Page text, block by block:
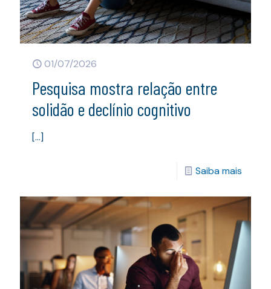
01/07/2026
Pesquisa mostra relação entre
solidão e declínio cognitivo
[…]
Saiba mais